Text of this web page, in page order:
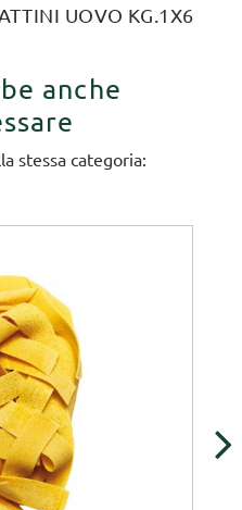
UOVO KG.1X6
anche
stessa categoria: